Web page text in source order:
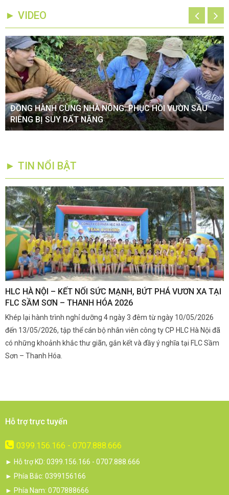
► VIDEO
ĐỒNG HÀNH CÙNG NHÀ NÔNG: PHỤC HỒI VƯỜN SẦU
RIÊNG BỊ SUY RẤT NẶNG
► TIN NỔI BẬT
HLC HÀ NỘI – KẾT NỐI SỨC MẠNH, BỨT PHÁ VƯƠN XA TẠI
FLC SẦM SƠN – THANH HÓA 2026
Khép lại hành trình nghỉ dưỡng 4 ngày 3 đêm từ ngày 10/05/2026
đến 13/05/2026, tập thể cán bộ nhân viên công ty CP HLC Hà Nội đã
có những khoảnh khắc thư giãn, gắn kết và đầy ý nghĩa tại FLC Sầm
Sơn – Thanh Hóa.
Hỗ trợ trực tuyến
0399.156.166 - 0707.888.666
► Hỗ trợ KD: 0399.156.166 - 0707.888.666
► Phía Bắc: 0399156166
► Phía Nam: 0707888666